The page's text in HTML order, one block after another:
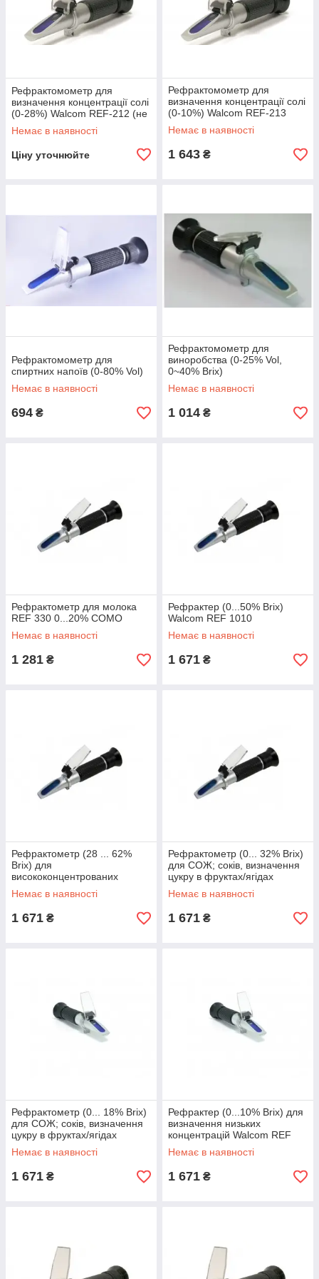
Якщо ви вирішиликупити рефрактометр,зверніться вкомпанію
«Хімтест Україна+»за контактними телефонами, електронною
поштою або через форму зворотного зв'язку на сайті.
нашому сайті.
Всі пропоновані намирефрактометримають
відповідні сертифікати якості, відрізняютьсянадійністю і
довговічністю.
Рефрактомометр для
визначення концентрації солі
(0-28%) Walcom REF-212 (не
визначається)
Немає в наявності
Ціну уточнюйте
Рефрактомометр для
визначення концентрації солі
(0-10%) Walcom REF-213
Немає в наявності
1 643 ₴
Рефрактомометр для
спиртних напоїв (0-80% Vol)
Немає в наявності
694 ₴
Рефрактомометр для
виноробства (0-25% Vol,
0~40% Brix)
Немає в наявності
1 014 ₴
Рефрактометр для молока
REF 330 0...20% COMO
Немає в наявності
1 281 ₴
Рефрактер (0...50% Brix)
Walcom REF 1010
Немає в наявності
1 671 ₴
Рефрактометр (28 ... 62%
Brix) для
висококонцентрованих
речовин Walcom REF 104/114
Немає в наявності
1 671 ₴
Рефрактометр (0... 32% Brix)
для СОЖ; соків, визначення
цукру в фруктах/ягідах
Walcom REF 103/113
Немає в наявності
1 671 ₴
Рефрактометр (0... 18% Brix)
для СОЖ; соків, визначення
цукру в фруктах/ягідах
Walcom REF 103/113
Немає в наявності
1 671 ₴
Рефрактер (0...10% Brix) для
визначення низьких
концентрацій Walcom REF
101/111
Немає в наявності
1 671 ₴